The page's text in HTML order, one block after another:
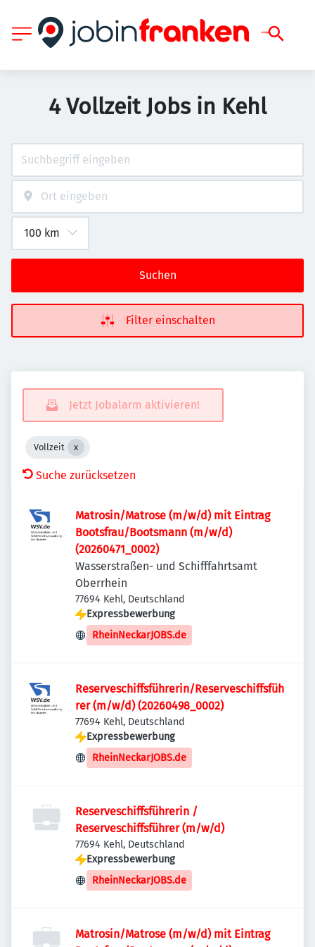
4 Vollzeit Jobs in Kehl
Suchen
Filter einschalten
Jetzt Jobalarm aktivieren!
Vollzeit
Suche zurücksetzen
Matrosin/Matrose (m/w/d) mit Eintrag
Bootsfrau/Bootsmann (m/w/d)
(20260471_0002)
Wasserstraßen- und Schifffahrtsamt
Oberrhein
77694 Kehl, Deutschland
Expressbewerbung
RheinNeckarJOBS.de
Reserveschiffsführerin/Reserveschiffsfüh
rer (m/w/d) (20260498_0002)
77694 Kehl, Deutschland
Expressbewerbung
RheinNeckarJOBS.de
Reserveschiffsführerin /
Reserveschiffsführer (m/w/d)
77694 Kehl, Deutschland
Expressbewerbung
RheinNeckarJOBS.de
Matrosin/Matrose (m/w/d) mit Eintrag